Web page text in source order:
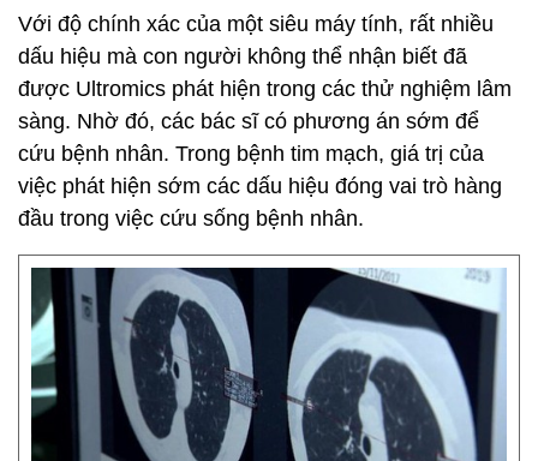
Với độ chính xác của một siêu máy tính, rất nhiều
dấu hiệu mà con người không thể nhận biết đã
được Ultromics phát hiện trong các thử nghiệm lâm
sàng. Nhờ đó, các bác sĩ có phương án sớm để
cứu bệnh nhân. Trong bệnh tim mạch, giá trị của
việc phát hiện sớm các dấu hiệu đóng vai trò hàng
đầu trong việc cứu sống bệnh nhân.